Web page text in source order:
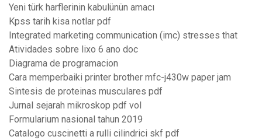
Yeni türk harflerinin kabulünün amacı
Kpss tarih kisa notlar pdf
Integrated marketing communication (imc) stresses that
Atividades sobre lixo 6 ano doc
Diagrama de programacion
Cara memperbaiki printer brother mfc-j430w paper jam
Sintesis de proteinas musculares pdf
Jurnal sejarah mikroskop pdf vol
Formularium nasional tahun 2019
Catalogo cuscinetti a rulli cilindrici skf pdf